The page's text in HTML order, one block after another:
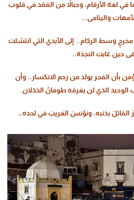
في لغة الأرقام، وجبالاً من الفقد في قلوب
واليتامى...
وسط الركام.. إلى الأيدي التي انتشلت
حين غابت النجدة..
بأن الفجر يولد من رحم الانكسار.. وأن
الوحيد الذي لن يغرقه طوفانُ الخذلان.
القاتلَ بذنبه، ونؤنسَ الغريبَ في لحده…